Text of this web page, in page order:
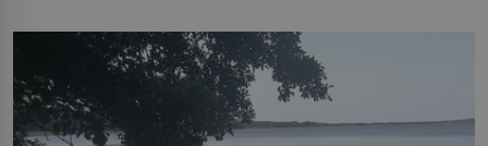
Boskovice na okraji Drahanské vrchoviny vznikla někdy
ve13. století, a už v roce 1313 kronikáři zaznamenali